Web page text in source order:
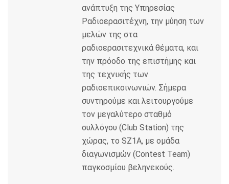
ανάπτυξη της Υπηρεσίας
Ραδιοερασιτέχνη, την μύηση των
μελών της στα
ραδιοερασιτεχνικά θέματα, και
την πρόοδο της επιστήμης και
της τεχνικής των
ραδιοεπικοινωνιών. Σήμερα
συντηρούμε και λειτουργούμε
τον μεγαλύτερο σταθμό
συλλόγου (Club Station) της
χώρας, το SZ1A, με ομάδα
διαγωνισμών (Contest Team)
παγκοσμίου βεληνεκούς.